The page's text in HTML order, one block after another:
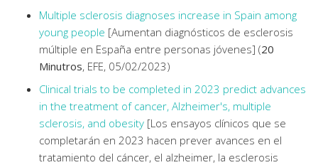
Multiple sclerosis diagnoses increase in Spain among
young people [Aumentan diagnósticos de esclerosis
múltiple en España entre personas jóvenes] (20
Minutros, EFE, 05/02/2023)
Clinical trials to be completed in 2023 predict advances
in the treatment of cancer, Alzheimer's, multiple
sclerosis, and obesity [Los ensayos clínicos que se
completarán en 2023 hacen prever avances en el
tratamiento del cáncer, el alzheimer, la esclerosis